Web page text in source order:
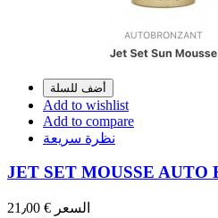
أضف للسلة
Add to wishlist
Add to compare
نظرة سريعة
JET SET MOUSSE AUTO
السعر € 21٫00